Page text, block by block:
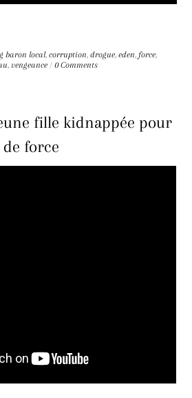
baron local,corruption,drogue,eden, force,
,vengeance / 0 Comments
fille kidnappée pour
force